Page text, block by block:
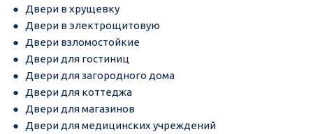
Двери в хрущевку
Двери в электрощитовую
Двери взломостойкие
Двери для гостиниц
Двери для загородного дома
Двери для коттеджа
Двери для магазинов
Двери для медицинских учреждений